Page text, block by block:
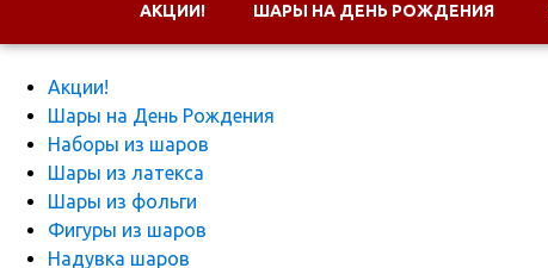
АКЦИИ! ШАРЫ НА ДЕНЬ РОЖДЕНИЯ
Акции!
Шары на День Рождения
Наборы из шаров
Шары из латекса
Шары из фольги
Фигуры из шаров
Надувка шаров